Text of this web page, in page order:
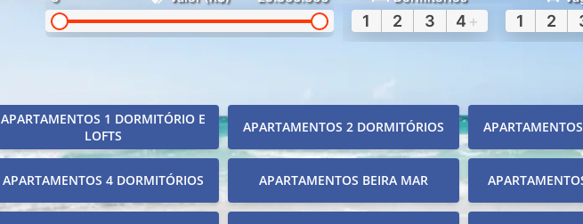
1 2 3 4 + 1 2
APARTAMENTOS 1 DORMITÓRIO E
LOFTS
APARTAMENTOS 2 DORMITÓRIOS
APARTAMENTOS 4 DORMITÓRIOS APARTAMENTOS BEIRA MAR